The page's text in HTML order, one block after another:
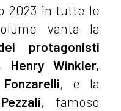
2023 in tutte le
vanta la
protagonisti
Winkler,
, e la
, famoso